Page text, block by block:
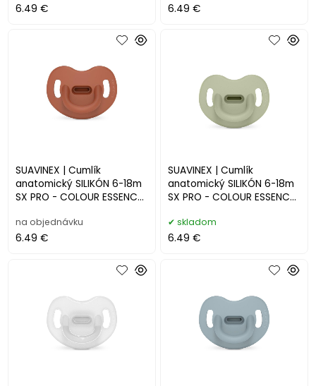
6.49 € 6.49 €
SUAVINEX | Cumlík
anatomický SILIKÓN 6-18m
SX PRO - COLOUR ESSENCE
na objednávku
6.49 €
SUAVINEX | Cumlík
anatomický SILIKÓN 6-18m
SX PRO - COLOUR ESSENCE
skladom
6.49 €